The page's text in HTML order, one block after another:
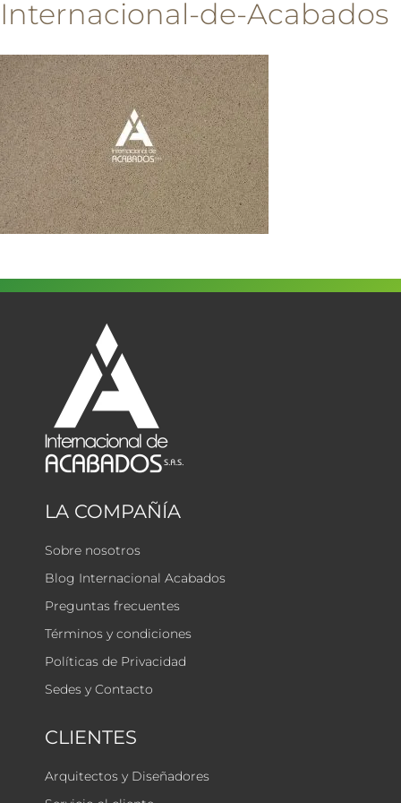
Internacional-de-Acabados
LA COMPAÑÍA
Sobre nosotros
Blog Internacional Acabados
Preguntas frecuentes
Términos y condiciones
Políticas de Privacidad
Sedes y Contacto
CLIENTES
Arquitectos y Diseñadores